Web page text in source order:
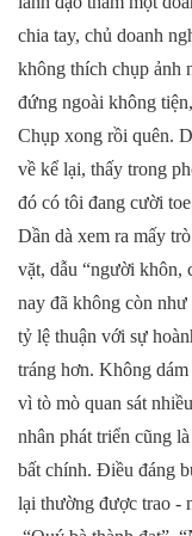
chia tay, chủ doanh
không thích chụp ảnh
đứng ngoài không
Chụp xong rồi quên.
về kể lại, thấy trong
đó có tôi đang cười
Dần dà xem ra mấy
vặt, dẫu “người khôn,
nay đã không còn
tỷ lệ thuận với sự
tráng hơn. Không
vì tò mò quan sát
nhân phát triển cũng
bất chính. Điều đáng
lại thường được trao -